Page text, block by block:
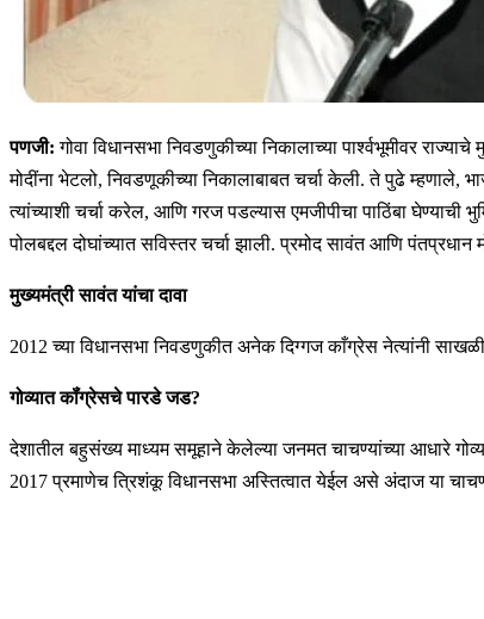
पणजी:गोवा विधानसभा निवडणुकीच्या निकालाच्या पार्श्वभूमीवर
मोदींना भेटलो, निवडणूकीच्या निकालाबाबत चर्चा केली. ते पुढे म्हणाले,
त्यांच्याशी चर्चा करेल, आणि गरज पडल्यास एमजीपीचा पाठिंबा
पोलबद्दल दोघांच्यात सविस्तर चर्चा झाली. प्रमोद सावंत आणि
मुख्यमंत्री सावंत यांचा दावा
2012 च्या विधानसभा निवडणुकीत अनेक दिग्गज काँग्रेस नेत्यांनी
गोव्यात कॉंग्रेसचे पारडे जड?
देशातील बहुसंख्य माध्यम समूहाने केलेल्या जनमत चाचण्यांच्या आधारे
2017 प्रमाणेच त्रिशंकू विधानसभा अस्तित्वात येईल असे अंदाज या